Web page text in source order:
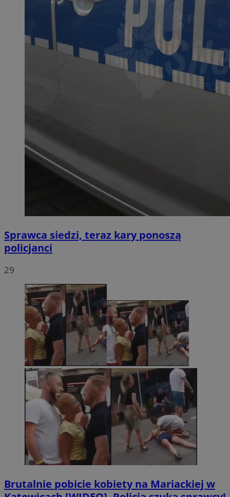
Sprawca siedzi, teraz kary ponoszą
policjanci
29
Brutalnie pobicie kobiety na Mariackiej w